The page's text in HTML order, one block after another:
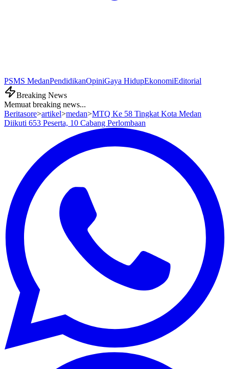
PSMS MedanPendidikanOpiniGaya HidupEkonomiEditorial
Breaking News
Memuat breaking news...
Beritasore>artikel>medan>MTQ Ke 58 Tingkat Kota Medan
Diikuti 653 Peserta, 10 Cabang Perlombaan